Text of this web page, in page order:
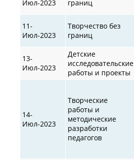
Июл-2023 границ
11-
Июл-2023
Творчество без
границ
13-
Июл-2023
Детские
исследовательские
работы и проекты
14-
Июл-2023
Творческие
работы и
методические
разработки
педагогов